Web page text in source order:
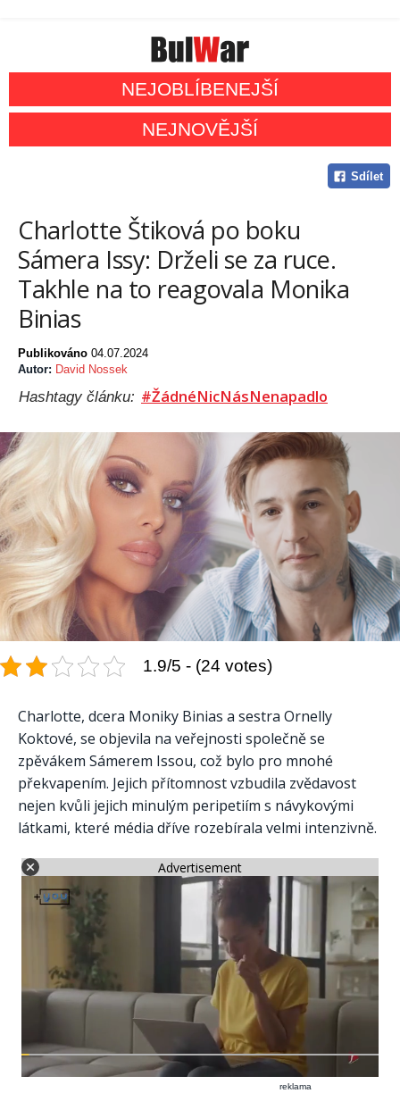
NEJOBLÍBENEJŠÍ
NEJNOVĚJŠÍ
Sdílet
Charlotte Štiková po boku
Sámera Issy: Drželi se za ruce.
Takhle na to reagovala Monika
Binias
Publikováno 04.07.2024
Autor: David Nossek
Hashtagy článku: #ŽádnéNicNásNenapadlo
1.9/5 - (24 votes)
Charlotte, dcera Moniky Binias a sestra Ornelly
Koktové, se objevila na veřejnosti společně se
zpěvákem Sámerem Issou, což bylo pro mnohé
překvapením. Jejich přítomnost vzbudila zvědavost
nejen kvůli jejich minulým peripetiím s návykovými
látkami, které média dříve rozebírala velmi intenzivně.
Advertisement
reklama